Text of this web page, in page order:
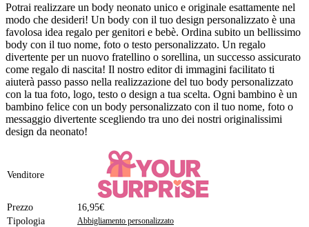
Potrai realizzare un body neonato unico e originale esattamente nel
modo che desideri! Un body con il tuo design personalizzato è una
favolosa idea regalo per genitori e bebè. Ordina subito un bellissimo
body con il tuo nome, foto o testo personalizzato. Un regalo
divertente per un nuovo fratellino o sorellina, un successo assicurato
come regalo di nascita! Il nostro editor di immagini facilitato ti
aiuterà passo passo nella realizzazione del tuo body personalizzato
con la tua foto, logo, testo o design a tua scelta. Ogni bambino è un
bambino felice con un body personalizzato con il tuo nome, foto o
messaggio divertente scegliendo tra uno dei nostri originalissimi
design da neonato!
Venditore
Prezzo
16,95€
Tipologia
Abbigliamento personalizzato